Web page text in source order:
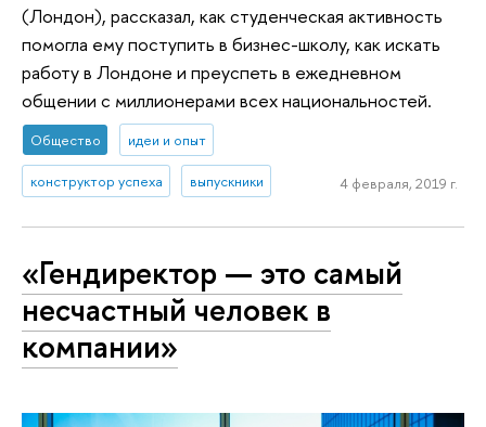
(Лондон), рассказал, как студенческая активность
помогла ему поступить в бизнес-школу, как искать
работу в Лондоне и преуспеть в ежедневном
общении с миллионерами всех национальностей.
Общество идеи и опыт
конструктор успеха выпускники 4 февраля, 2019 г.
«Гендиректор — это самый
несчастный человек в
компании»